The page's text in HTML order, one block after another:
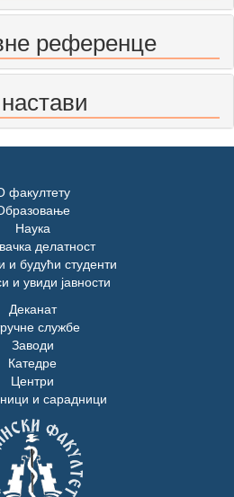
референце
факултету
Наука
делатност
будући студенти
и увиди јавности
Деканат
службе
Заводи
Катедре
Центри
и сарадници